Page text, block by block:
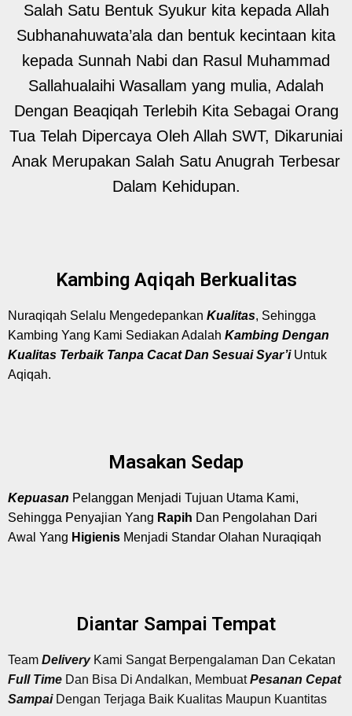
Salah Satu Bentuk Syukur kita kepada Allah
Subhanahuwata’ala dan bentuk kecintaan kita
kepada Sunnah Nabi dan Rasul Muhammad
Sallahualaihi Wasallam yang mulia, Adalah
Dengan Beaqiqah Terlebih Kita Sebagai Orang
Tua Telah Dipercaya Oleh Allah SWT, Dikaruniai
Anak Merupakan Salah Satu Anugrah Terbesar
Dalam Kehidupan.
Kambing Aqiqah Berkualitas
Nuraqiqah Selalu Mengedepankan Kualitas, Sehingga
Kambing Yang Kami Sediakan Adalah Kambing Dengan
Kualitas Terbaik Tanpa Cacat Dan Sesuai Syar’i Untuk
Aqiqah.
Masakan Sedap
Kepuasan Pelanggan Menjadi Tujuan Utama Kami,
Sehingga Penyajian Yang Rapih Dan Pengolahan Dari
Awal Yang Higienis Menjadi Standar Olahan Nuraqiqah
Diantar Sampai Tempat
Team DeliveryKami Sangat Berpengalaman Dan Cekatan
Full Time Dan Bisa Di Andalkan, MembuatPesanan Cepat
SampaiDengan Terjaga Baik Kualitas Maupun Kuantitas